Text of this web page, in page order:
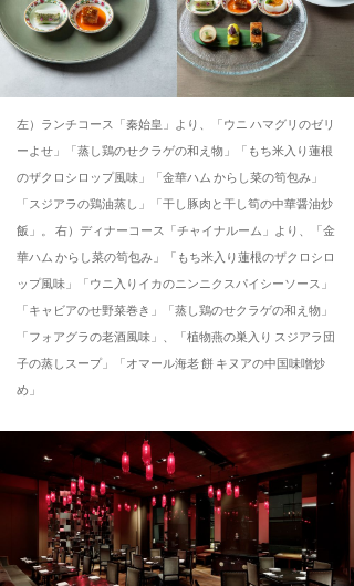
左）ランチコース「秦始皇」より、「ウニ ハマグリのゼリ
ーよせ」「蒸し鶏のせクラゲの和え物」「もち米入り蓮根
のザクロシロップ風味」「金華ハム からし菜の筍包み」
「スジアラの鶏油蒸し」「干し豚肉と干し筍の中華醤油炒
飯」。 右）ディナーコース「チャイナルーム」より、「金
華ハム からし菜の筍包み」「もち米入り蓮根のザクロシロ
ップ風味」「ウニ入りイカのニンニクスパイシーソース」
「キャビアのせ野菜巻き」「蒸し鶏のせクラゲの和え物」
「フォアグラの老酒風味」、「植物燕の巣入り スジアラ団
子の蒸しスープ」「オマール海老 餅 キヌアの中国味噌炒
め」